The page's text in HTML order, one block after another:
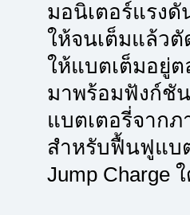
มอนิเตอร์แรงดั
ให้จนเต็มแล้ว
ให้แบตเต็มอยู่ต
มาพร้อมฟังก์ชั
แบตเตอรี่จากภ
สำหรับฟื้นฟูแบ
Jump Charge